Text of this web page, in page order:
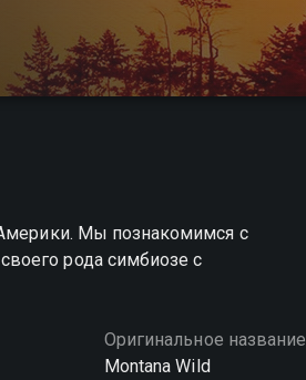
Мы познакомимся с
рода симбиозе с
Оригинальное название
Montana Wild